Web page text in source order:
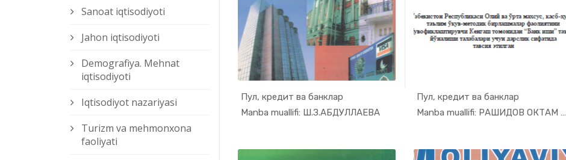
Sanoat iqtisodiyoti
Jahon iqtisodiyoti
Demografiya. Mehnat
iqtisodiyoti
Iqtisodiyot nazariyasi
Turizm va mehmonxona
faoliyati
Пул, кредит ва банклар
Manba muallifi: Ш.З.АБДУЛЛАЕВА
In Moliya,...
Пул, кредит ва банклар
Manba muallifi: РАШИДОВ ОКТАМ ЮНУСОВИЧ, Т...
In Moliya,...